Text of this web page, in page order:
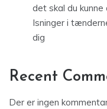
det skal du kunne
Isninger i
dig
Recent
Der er ingen